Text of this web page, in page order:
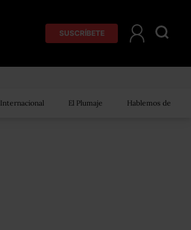
SUSCRÍBETE
Internacional El Plumaje Hablemos de